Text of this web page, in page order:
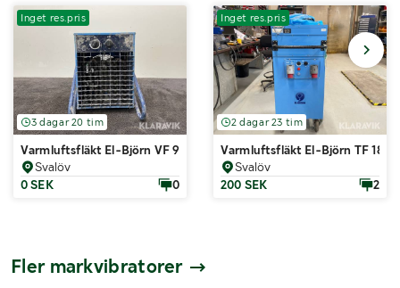
Inget res.pris
3 dagar 20 tim
Varmluftsfläkt El-Björn VF 9B
Svalöv
0 SEK
0
Inget res.pris
2 dagar 23 tim
Varmluftsfläkt El-Björn TF 18 EL
Svalöv
200 SEK
2
Fler markvibratorer